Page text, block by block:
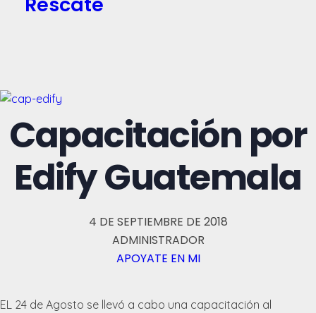
Capacitación por
Edify Guatemala
4 DE SEPTIEMBRE DE 2018
ADMINISTRADOR
APOYATE EN MI
EL 24 de Agosto se llevó a cabo una capacitación al